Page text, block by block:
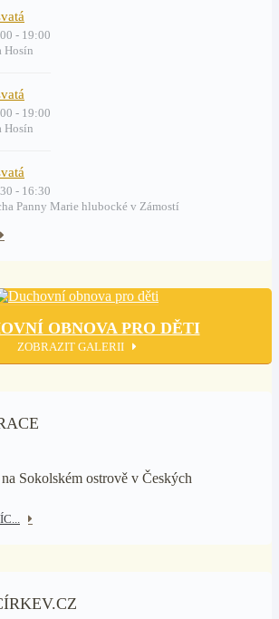
- 19:00
Hosín
- 19:00
Hosín
- 16:30
Panny Marie hlubocké v Zámostí
OBNOVA PRO DĚTI
ZOBRAZIT GALERII
Sokolském ostrově v Českých